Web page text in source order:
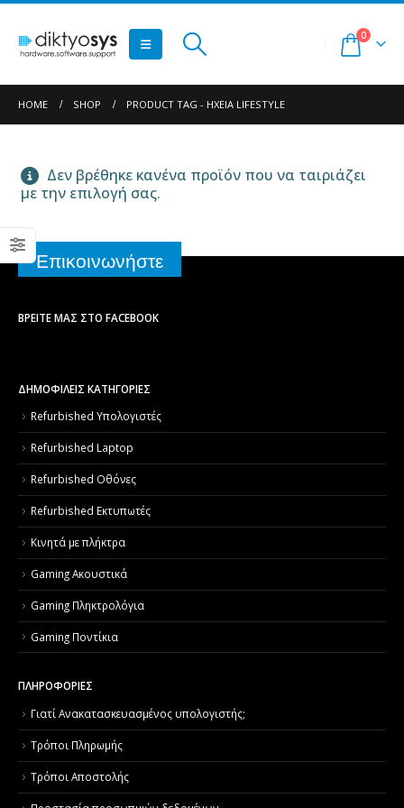
0
HOME SHOP PRODUCT TAG - ΗΧΕΊΑ LIFESTYLE
Δεν βρέθηκε κανένα προϊόν που να ταιριάζει
με την επιλογή σας.
Επικοινωνήστε
ΒΡΕΊΤΕ ΜΑΣ ΣΤΟ FACEBOOK
ΔΗΜΟΦΙΛΕΙΣ ΚΑΤΗΓΟΡΙΕΣ
Refurbished Υπολογιστές
Refurbished Laptop
Refurbished Οθόνες
Refurbished Εκτυπωτές
Κινητά με πλήκτρα
Gaming Ακουστικά
Gaming Πληκτρολόγια
Gaming Ποντίκια
ΠΛΗΡΟΦΟΡΙΕΣ
Γιατί Aνακατασκευασμένος υπολογιστής;
Τρόποι Πληρωμής
Τρόποι Αποστολής